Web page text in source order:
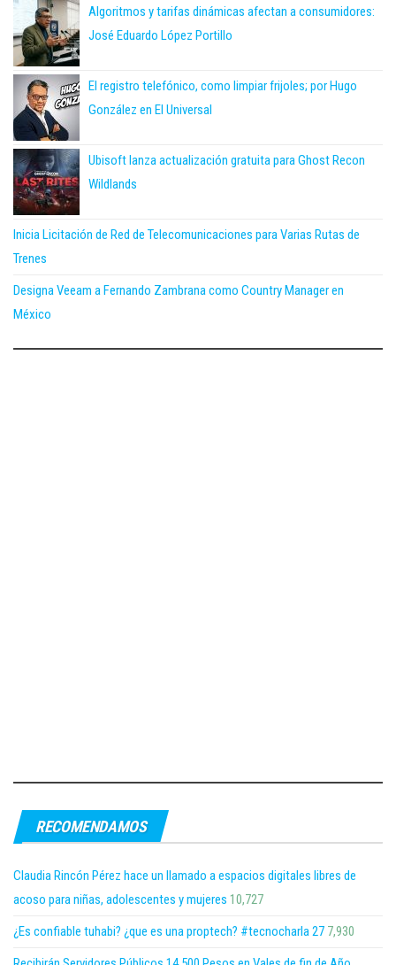
Algoritmos y tarifas dinámicas afectan a consumidores:
José Eduardo López Portillo
El registro telefónico, como limpiar frijoles; por Hugo
González en El Universal
Ubisoft lanza actualización gratuita para Ghost Recon
Wildlands
Inicia Licitación de Red de Telecomunicaciones para Varias Rutas de
Trenes
Designa Veeam a Fernando Zambrana como Country Manager en
México
RECOMENDAMOS
Claudia Rincón Pérez hace un llamado a espacios digitales libres de
acoso para niñas, adolescentes y mujeres 10,727
¿Es confiable tuhabi? ¿que es una proptech? #tecnocharla 27 7,930